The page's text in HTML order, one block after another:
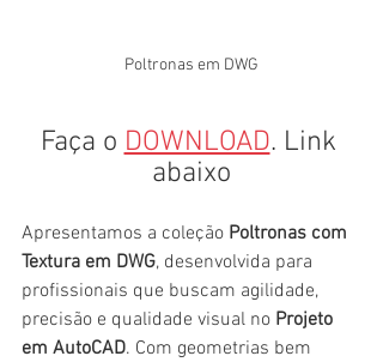
Poltronas em DWG
Faça o DOWNLOAD. Link
abaixo
Apresentamos a coleção Poltronas com
Textura em DWG, desenvolvida para
profissionais que buscam agilidade,
precisão e qualidade visual no Projeto
em AutoCAD. Com geometrias bem